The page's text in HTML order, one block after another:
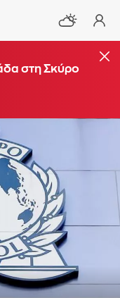
στη Σκύρο